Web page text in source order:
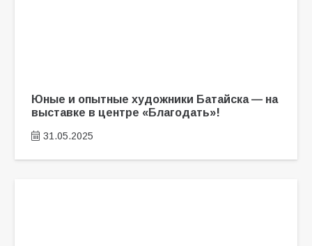
Юные и опытные художники Батайска — на
выставке в центре «Благодать»!
31.05.2025